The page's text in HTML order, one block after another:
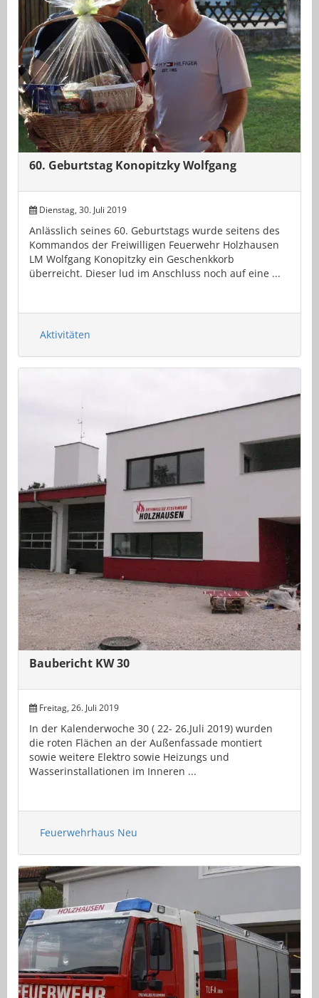
60. Geburtstag Konopitzky Wolfgang
Dienstag, 30. Juli 2019
Anlässlich seines 60. Geburtstags wurde seitens des
Kommandos der Freiwilligen Feuerwehr Holzhausen
LM Wolfgang Konopitzky ein Geschenkkorb
überreicht. Dieser lud im Anschluss noch auf eine ...
Aktivitäten
Baubericht KW 30
Freitag, 26. Juli 2019
In der Kalenderwoche 30 ( 22- 26.Juli 2019) wurden
die roten Flächen an der Außenfassade montiert
sowie weitere Elektro sowie Heizungs und
Wasserinstallationen im Inneren ...
Feuerwehrhaus Neu